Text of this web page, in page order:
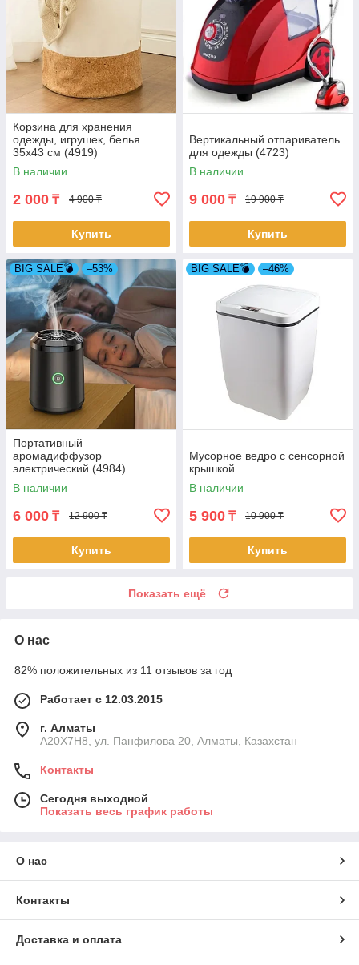
Корзина для хранения
одежды, игрушек, белья
35х43 см (4919)
В наличии
2 000 ₸ 4 900 ₸
Купить
Вертикальный отпариватель
для одежды (4723)
В наличии
9 000 ₸ 19 900 ₸
Купить
BIG SALE💣 –53%
Портативный
аромадиффузор
электрический (4984)
В наличии
6 000 ₸ 12 900 ₸
Купить
BIG SALE💣 –46%
Мусорное ведро с сенсорной
крышкой
В наличии
5 900 ₸ 10 900 ₸
Купить
Показать ещё
О нас
82% положительных из 11 отзывов за год
Работает с 12.03.2015
г. Алматы
A20X7H8, ул. Панфилова 20, Алматы, Казахстан
Контакты
Сегодня выходной
Показать весь график работы
О нас
Контакты
Доставка и оплата